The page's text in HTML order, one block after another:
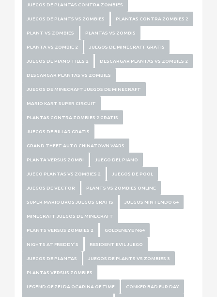
JUEGOS DE PLANTAS CONTRA ZOMBIES
JUEGOS DE PLANTS VS ZOMBIES PLANTAS CONTRA ZOMBIES 2
PLANT VS ZOMBIES PLANTAS VS ZOMBIS
PLANTA VS ZOMBIE 2 JUEGOS DE MINECRAFT GRATIS
JUEGOS DE PIANO TILES 2 DESCARGAR PLANTAS VS ZOMBIES 2
DESCARGAR PLANTAS VS ZOMBIES
JUEGOS DE MINECRAFT JUEGOS DE MINECRAFT
MARIO KART SUPER CIRCUIT
PLANTAS CONTRA ZOMBIES 2 GRATIS
JUEGOS DE BILLAR GRATIS
GRAND THEFT AUTO CHINATOWN WARS
PLANTA VERSUS ZOMBI JUEGO DEL PIANO
JUEGO PLANTAS VS ZOMBIES 2 JUEGOS DE POOL
JUEGOS DE VECTOR PLANTS VS ZOMBIES ONLINE
SUPER MARIO BROS JUEGOS GRATIS JUEGOS NINTENDO 64
MINECRAFT JUEGOS DE MINECRAFT
PLANTS VERSUS ZOMBIES 2 GOLDENEYE N64
NIGHTS AT FREDDY'S RESIDENT EVIL JUEGO
JUEGOS DE PLANTAS JUEGOS DE PLANTS VS ZOMBIES 3
PLANTAS VERSUS ZOMBIES
LEGEND OF ZELDA OCARINA OF TIME CONKER BAD FUR DAY